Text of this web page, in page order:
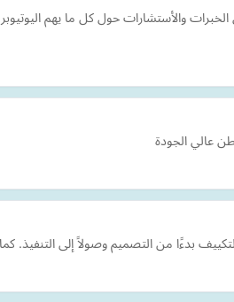
والأستشارات حول كل ما يهم
عالي الجودة
بدءًا من التصميم وصولاً إلى التنفيذ.